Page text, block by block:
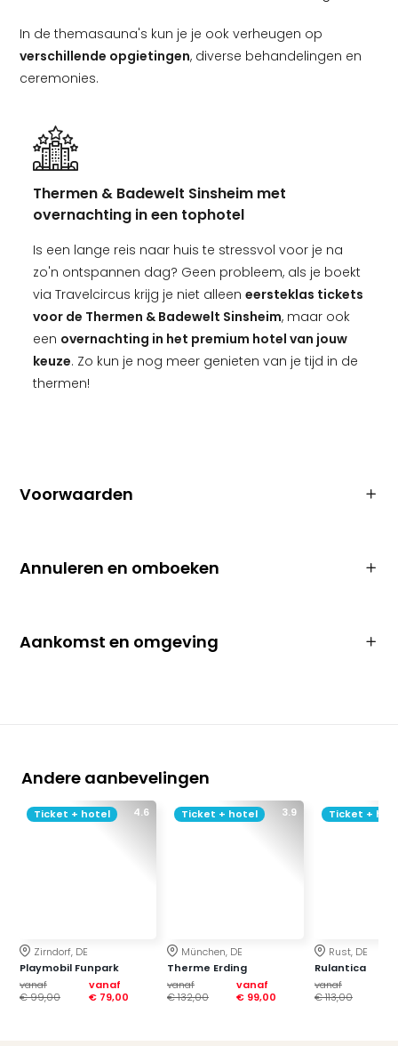
In de themasauna's kun je je ook verheugen op
verschillende opgietingen, diverse behandelingen en
ceremonies.
Thermen & Badewelt Sinsheim met
overnachting in een tophotel
Is een lange reis naar huis te stressvol voor je na
zo'n ontspannen dag? Geen probleem, als je boekt
via Travelcircus krijg je niet alleen eersteklas tickets
voor de Thermen & Badewelt Sinsheim, maar ook
een overnachting in het premium hotel van jouw
keuze. Zo kun je nog meer genieten van je tijd in de
thermen!
Voorwaarden
Annuleren en omboeken
Aankomst en omgeving
Andere aanbevelingen
4.6
Ticket + hotel
Zirndorf, DE
Playmobil Funpark
vanaf
€ 99,00
vanaf
€ 79,00
3.9
Ticket + hotel
München, DE
Therme Erding
vanaf
€ 132,00
vanaf
€ 99,00
Ticket +
Rust, DE
Rulantica
vanaf
€ 113,00